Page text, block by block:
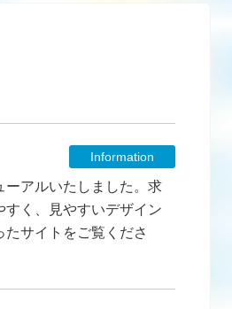
Information
ーアルいたしました。求
すく、見やすいデザイン
サイトをご覧くださ